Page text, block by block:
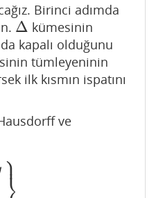
Birinci adımda
Δ
Δ kümesinin
kapalı olduğunu
tümleyeninin
ilk kısmın ispatını
ve
⎫
⎪